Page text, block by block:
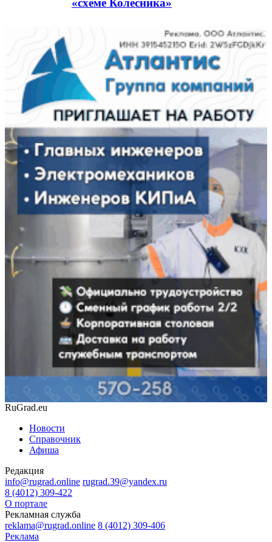
«схеме Колесника»
RuGrad.eu
Новости
Справочник
Афиша
Редакция
info@rugrad.online rugrad.39@yandex.ru
8 (4012) 309-422
О портале
Рекламная служба
reklama@rugrad.online 8 (4012) 309-406
Реклама